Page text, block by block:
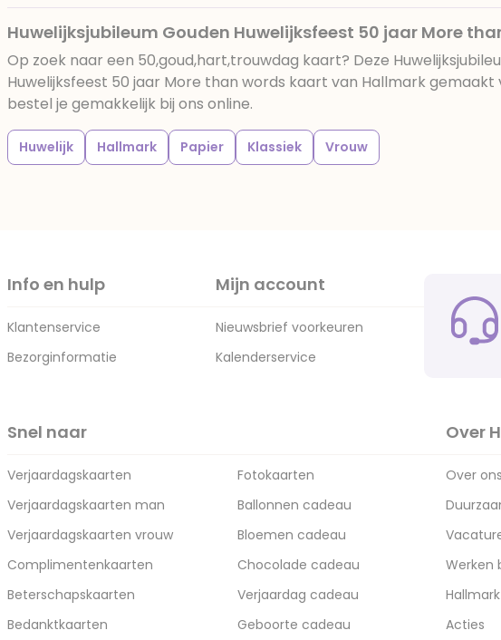
Huwelijksjubileum Gouden Huwelijksfeest 50 jaar More
Op zoek naar een 50,goud,hart,trouwdag kaart? Deze
Huwelijksfeest 50 jaar More than words kaart van Hallmark gemaakt
bestel je gemakkelijk bij ons online.
Huwelijk Hallmark Papier Klassiek Vrouw
Info en hulp
Klantenservice
Bezorginformatie
Mijn account
Nieuwsbrief voorkeuren
Kalenderservice
Snel naar
Verjaardagskaarten
Verjaardagskaarten man
Verjaardagskaarten vrouw
Complimentenkaarten
Beterschapskaarten
Bedanktkaarten
Fotokaarten
Ballonnen cadeau
Bloemen cadeau
Chocolade cadeau
Verjaardag cadeau
Geboorte cadeau
Over
Over ons
Werken
Acties